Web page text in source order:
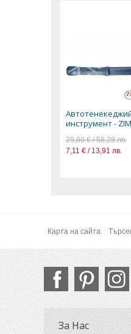
инструмент -
29,80 € / 58,28 лв.
7,11 € / 13,91 лв.
Карта на сайта
За Нас